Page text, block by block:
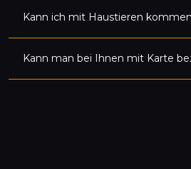
Kann ich mit Haustieren
Kann man bei Ihnen mit Karte